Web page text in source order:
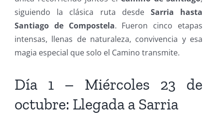
siguiendo la clásica ruta desde Sarria hasta
Santiago de Compostela. Fueron cinco etapas
intensas, llenas de naturaleza, convivencia y esa
magia especial que solo el Camino transmite.
Día 1 – Miércoles 23 de
octubre: Llegada a Sarria